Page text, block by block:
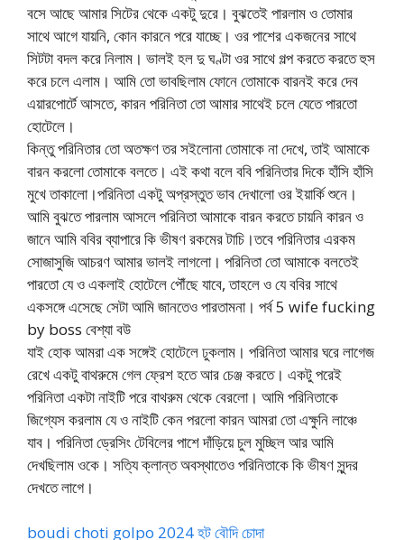
বসে আছে আমার সিটের থেকে একটু দুরে। বুঝতেই পারলাম ও তোমার
সাথে আগে যায়নি, কোন কারনে পরে যাচ্ছে। ওর পাশের একজনের সাথে
সিটটা বদল করে নিলাম। ভালই হল দু ঘণ্টা ওর সাথে গল্প করতে করতে হুস
করে চলে এলাম। আমি তো ভাবছিলাম ফোনে তোমাকে বারনই করে দেব
এয়ারপোর্টে আসতে, কারন পরিনিতা তো আমার সাথেই চলে যেতে পারতো
হোটেলে।
কিন্তু পরিনিতার তো অতক্ষণ তর সইলোনা তোমাকে না দেখে, তাই আমাকে
বারন করলো তোমাকে বলতে। এই কথা বলে ববি পরিনিতার দিকে হাঁসি হাঁসি
মুখে তাকালো।পরিনিতা একটু অপ্রস্তুত ভাব দেখালো ওর ইয়ার্কি শুনে।
আমি বুঝতে পারলাম আসলে পরিনিতা আমাকে বারন করতে চায়নি কারন ও
জানে আমি ববির ব্যাপারে কি ভীষণ রকমের টাচি।তবে পরিনিতার এরকম
সোজাসুজি আচরণ আমার ভালই লাগলো। পরিনিতা তো আমাকে বলতেই
পারতো যে ও একলাই হোটেলে পৌঁছে যাবে, তাহলে ও যে ববির সাথে
একসঙ্গে এসেছে সেটা আমি জানতেও পারতামনা। পর্ব 5 wife fucking
by boss বেশ্যা বউ
যাই হোক আমরা এক সঙ্গেই হোটেলে ঢুকলাম। পরিনিতা আমার ঘরে লাগেজ
রেখে একটু বাথরুমে গেল ফ্রেশ হতে আর চেঞ্জ করতে। একটু পরেই
পরিনিতা একটা নাইটি পরে বাথরুম থেকে বেরলো। আমি পরিনিতাকে
জিগ্যেস করলাম যে ও নাইটি কেন পরলো কারন আমরা তো এক্ষুনি লাঞ্চে
যাব। পরিনিতা ড্রেসিং টেবিলের পাশে দাঁড়িয়ে চুল মুচ্ছিল আর আমি
দেখছিলাম ওকে। সত্যি ক্লান্ত অবস্থাতেও পরিনিতাকে কি ভীষণ সুন্দর
দেখতে লাগে।
boudi choti golpo 2024 হট বৌদি চোদা